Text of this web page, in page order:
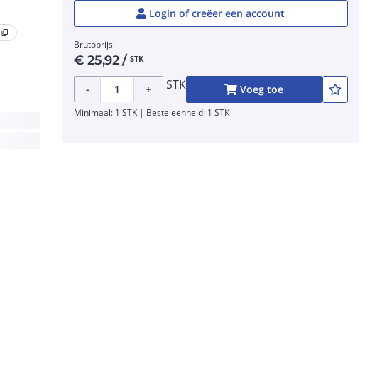
content_copy
Login of creëer een account
Brutoprijs
€25,92/ STK
- + STK Voeg toe
Minimaal: 1 STK | Besteleenheid: 1 STK